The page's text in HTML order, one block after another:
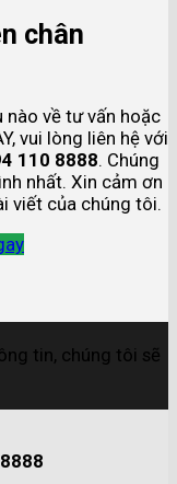
chân
nào về tư vấn hoặc
vui lòng liên hệ với
110 8888. Chúng
nhất. Xin cảm ơn
viết của chúng tôi.
tin, chúng tôi sẽ